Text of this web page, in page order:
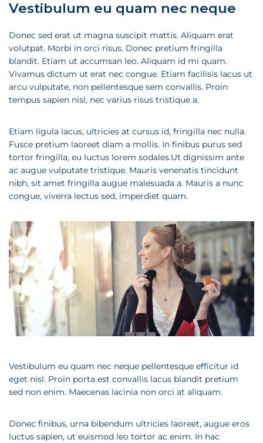
Vestibulum eu quam nec neque
Donec sed erat ut magna suscipit mattis. Aliquam erat
volutpat. Morbi in orci risus. Donec pretium fringilla
blandit. Etiam ut accumsan leo. Aliquam id mi quam.
Vivamus dictum ut erat nec congue. Etiam facilisis lacus ut
arcu vulputate, non pellentesque sem convallis. Proin
tempus sapien nisl, nec varius risus tristique a.
Etiam ligula lacus, ultricies at cursus id, fringilla nec nulla.
Fusce pretium laoreet diam a mollis. In finibus purus sed
tortor fringilla, eu luctus lorem sodales.Ut dignissim ante
ac augue vulputate tristique. Mauris venenatis tincidunt
nibh, sit amet fringilla augue malesuada a. Mauris a nunc
congue, viverra lectus sed, imperdiet quam.
Vestibulum eu quam nec neque pellentesque efficitur id
eget nisl. Proin porta est convallis lacus blandit pretium
sed non enim. Maecenas lacinia non orci at aliquam.
Donec finibus, urna bibendum ultricies laoreet, augue eros
luctus sapien, ut euismod leo tortor ac enim. In hac